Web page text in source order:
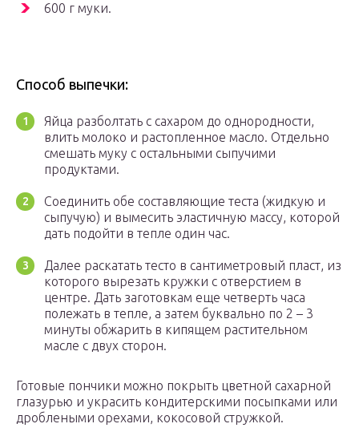
600 г муки.
Способ выпечки:
Яйца разболтать с сахаром до однородности,
влить молоко и растопленное масло. Отдельно
смешать муку с остальными сыпучими
продуктами.
Соединить обе составляющие теста (жидкую и
сыпучую) и вымесить эластичную массу, которой
дать подойти в тепле один час.
Далее раскатать тесто в сантиметровый пласт, из
которого вырезать кружки с отверстием в
центре. Дать заготовкам еще четверть часа
полежать в тепле, а затем буквально по 2 – 3
минуты обжарить в кипящем растительном
масле с двух сторон.
Готовые пончики можно покрыть цветной сахарной
глазурью и украсить кондитерскими посыпками или
дроблеными орехами, кокосовой стружкой.